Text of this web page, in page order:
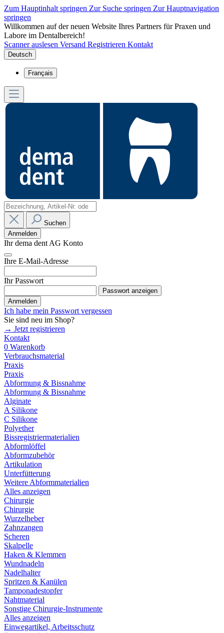
Zum Hauptinhalt springen Zur Suche springen Zur Hauptnavigation
springen
Willkommen auf der neuen Website Ihres Partners für Praxen und
Labore im Dentalbereich!
Scanner auslesen Versand Registrieren Kontakt
Deutsch
Français
Suchen
Anmelden
Ihr dema dent AG Konto
Ihre E-Mail-Adresse
Ihr Passwort
Passwort anzeigen
Anmelden
Ich habe mein Passwort vergessen
Sie sind neu im Shop?
→ Jetzt registrieren
Kontakt
0 Warenkorb
Verbrauchsmaterial
Praxis
Praxis
Abformung & Bissnahme
Abformung & Bissnahme
Alginate
A Silikone
C Silikone
Polyether
Bissregistriermaterialien
Abformlöffel
Abformzubehör
Artikulation
Unterfütterung
Weitere Abformmaterialien
Alles anzeigen
Chirurgie
Chirurgie
Wurzelheber
Zahnzangen
Scheren
Skalpelle
Haken & Klemmen
Wundnadeln
Nadelhalter
Spritzen & Kanülen
Tamponadestopfer
Nahtmaterial
Sonstige Chirurgie-Instrumente
Alles anzeigen
Einwegartikel, Arbeitsschutz